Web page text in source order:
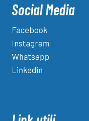
Social Media
Facebook
Instagram
Whatsapp
Linkedin